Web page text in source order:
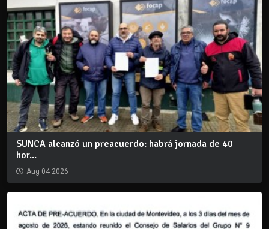
SUNCA alcanzó un preacuerdo: habrá jornada de 40
hor...
Aug 04 2026